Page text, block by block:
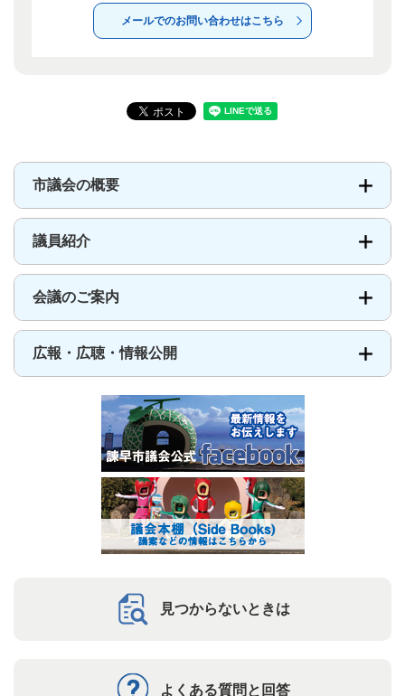
メールでのお問い合わせはこちら
市議会の概要
議員紹介
会議のご案内
広報・広聴・情報公開
見つからないときは
よくある質問と回答